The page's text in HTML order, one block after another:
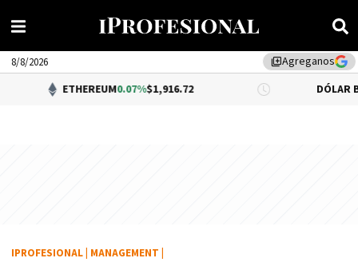
library_addAgreganos
8/8/2026
0.07%$1,916.72 DÓLAR BNA $1,520.00
IPROFESIONAL MANAGEMENT